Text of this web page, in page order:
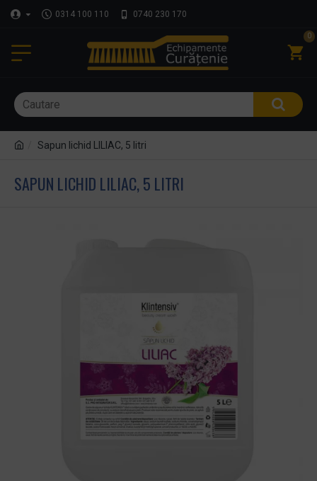
0314 100 110 0740 230 170
0
Sapun lichid LILIAC, 5 litri
SAPUN LICHID LILIAC, 5 LITRI